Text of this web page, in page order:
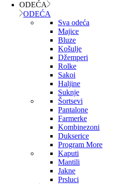
ODEĆA
ODEĆA
Sva odeća
Majice
Bluze
Košulje
Džemperi
Rolke
Sakoi
Haljine
Suknje
Šortsevi
Pantalone
Farmerke
Kombinezoni
Dukserice
Program More
Kaputi
Mantili
Jakne
Prsluci